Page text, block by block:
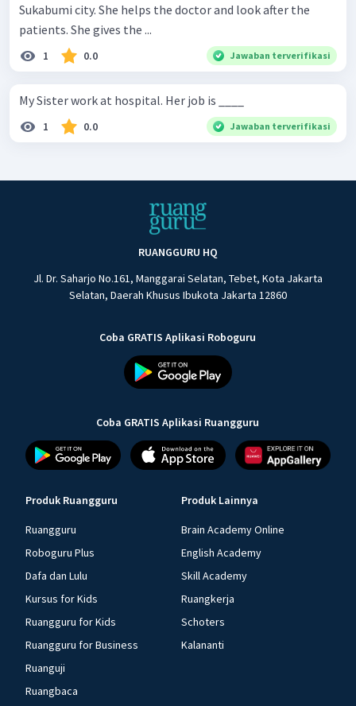
Sukabumi city. She helps the doctor and look after the
patients. She gives the ...
1 0.0 Jawaban terverifikasi
My Sister work at hospital. Her job is ____
1 0.0 Jawaban terverifikasi
RUANGGURU HQ
Jl. Dr. Saharjo No.161, Manggarai Selatan, Tebet, Kota Jakarta
Selatan, Daerah Khusus Ibukota Jakarta 12860
Coba GRATIS Aplikasi Roboguru
Coba GRATIS Aplikasi Ruangguru
Produk Ruangguru
Ruangguru
Roboguru Plus
Dafa dan Lulu
Kursus for Kids
Ruangguru for Kids
Ruangguru for Business
Ruanguji
Ruangbaca
Produk Lainnya
Brain Academy Online
English Academy
Skill Academy
Ruangkerja
Schoters
Kalananti